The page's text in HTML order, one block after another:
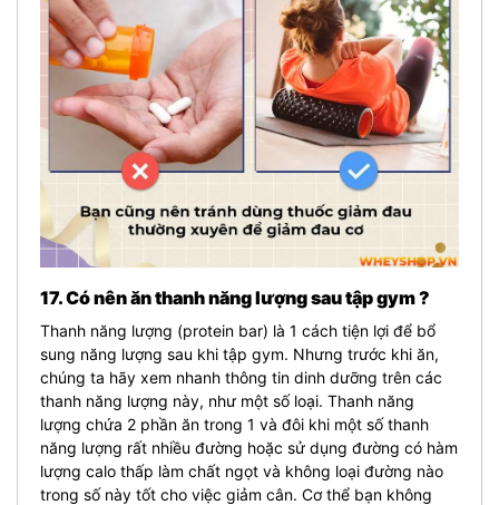
17. Có nên ăn thanh năng lượng sau tập gym ?
Thanh năng lượng (protein bar) là 1 cách tiện lợi để bổ
sung năng lượng sau khi tập gym. Nhưng trước khi ăn,
chúng ta hãy xem nhanh thông tin dinh dưỡng trên các
thanh năng lượng này, như một số loại. Thanh năng
lượng chứa 2 phần ăn trong 1 và đôi khi một số thanh
năng lượng rất nhiều đường hoặc sử dụng đường có hàm
lượng calo thấp làm chất ngọt và không loại đường nào
trong số này tốt cho việc giảm cân. Cơ thể bạn không